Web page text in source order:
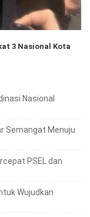
3 Nasional Kota
Nasional
Semangat Menuju
PSEL dan
Wujudkan